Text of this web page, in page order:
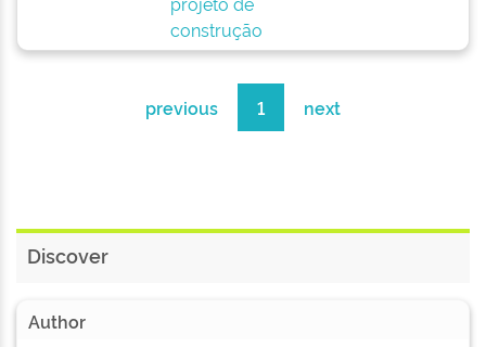
construção
previous 1 next
Discover
Author